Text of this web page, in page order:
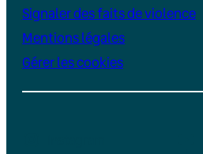
Signaler des faits de violence
Mentions légales
Gérer les cookies